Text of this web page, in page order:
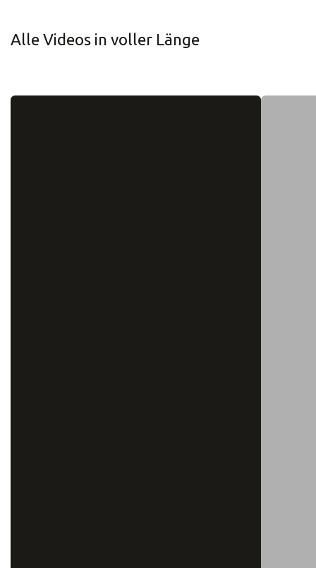
Alle Videos in voller Länge